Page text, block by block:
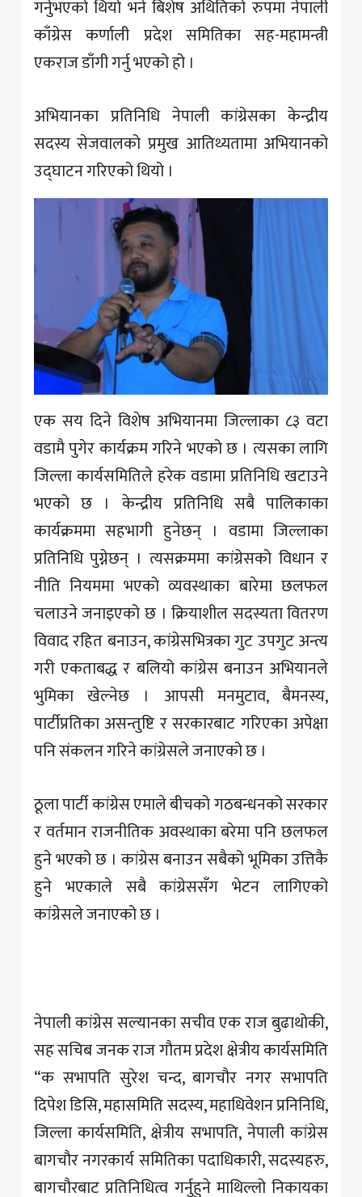
गर्नुभएको थियो भने बिशेष अथितिको रुपमा नेपाली
काँग्रेस कर्णाली प्रदेश समितिका सह-महामन्त्री
एकराज डाँगी गर्नु भएको हो ।
अभियानका प्रतिनिधि नेपाली कांग्रेसका केन्द्रीय
सदस्य सेजवालको प्रमुख आतिथ्यतामा अभियानको
उद्घाटन गरिएको थियो ।
एक सय दिने विशेष अभियानमा जिल्लाका ८३ वटा
वडामै पुगेर कार्यक्रम गरिने भएको छ । त्यसका लागि
जिल्ला कार्यसमितिले हरेक वडामा प्रतिनिधि खटाउने
भएको छ । केन्द्रीय प्रतिनिधि सबै पालिकाका
कार्यक्रममा सहभागी हुनेछन् । वडामा जिल्लाका
प्रतिनिधि पुग्नेछन् । त्यसक्रममा कांग्रेसको विधान र
नीति नियममा भएको व्यवस्थाका बारेमा छलफल
चलाउने जनाइएको छ । क्रियाशील सदस्यता वितरण
विवाद रहित बनाउन, कांग्रेसभित्रका गुट उपगुट अन्त्य
गरी एकताबद्ध र बलियो कांग्रेस बनाउन अभियानले
भुमिका खेल्नेछ । आपसी मनमुटाव, बैमनस्य,
पार्टीप्रतिका असन्तुष्टि र सरकारबाट गरिएका अपेक्षा
पनि संकलन गरिने कांग्रेसले जनाएको छ ।
ठूला पार्टी कांग्रेस एमाले बीचको गठबन्धनको सरकार
र वर्तमान राजनीतिक अवस्थाका बरेमा पनि छलफल
हुने भएको छ । कांग्रेस बनाउन सबैको भूमिका उत्तिकै
हुने भएकाले सबै कांग्रेससँग भेटन लागिएको
कांग्रेसले जनाएको छ ।
नेपाली कांग्रेस सल्यानका सचीव एक राज बुढाथोकी,
सह सचिब जनक राज गौतम प्रदेश क्षेत्रीय कार्यसमिति
“क सभापति सुरेश चन्द, बागचौर नगर सभापति
दिपेश डिसि, महासमिति सदस्य, महाधिवेशन प्रनिनिधि,
जिल्ला कार्यसमिति, क्षेत्रीय सभापति, नेपाली कांग्रेस
बागचौर नगरकार्य समितिका पदाधिकारी, सदस्यहरु,
बागचौरबाट प्रतिनिधित्व गर्नुहुने माथिल्लो निकायका